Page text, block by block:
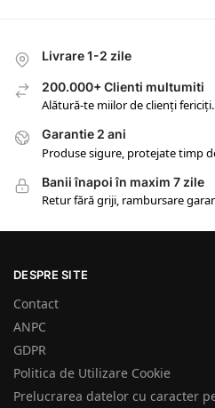
Livrare 1-2 zile
200.000+ Clienti multumiti
Alătură-te miilor de clienți fericiți.
Garantie 2 ani
Produse sigure, protejate timp
Banii înapoi în maxim 7 zile
Retur fără griji, rambursare
DESPRE SITE
Contact
ANPC
GDPR
Politica de Utilizare Cookie
Prelucrarea datelor cu caracter